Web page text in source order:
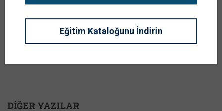
Yönetimi Eğitim
Notlarını
indirebilirsiniz.
26 Ağustos, 2021
DIĞER YAZILAR
Eğitim Kataloğunu İndirin